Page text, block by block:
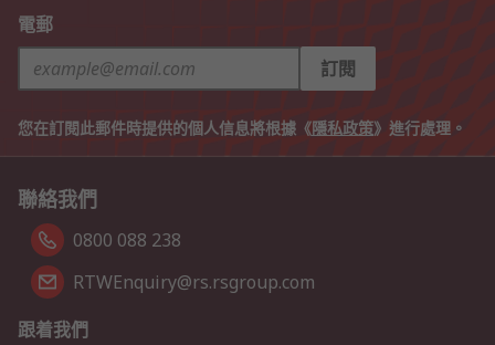
電郵
訂閱
您在訂閱此郵件時提供的個人信息將根據《隱私政策》進行處理。
聯絡我們
0800 088 238
RTWEnquiry@rs.rsgroup.com
跟着我們